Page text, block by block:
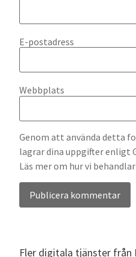
E-postadress
Webbplats
Genom att använda detta
lagrar dina uppgifter enligt
Läs mer om hur vi
Fler digitala tjänster